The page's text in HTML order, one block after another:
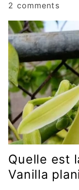
2 comments
Quelle est
Vanilla